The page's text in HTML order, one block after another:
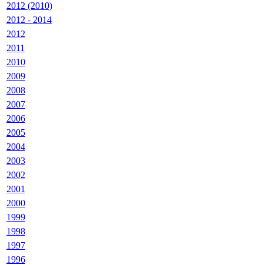
2012 (2010)
2012 - 2014
2012
2011
2010
2009
2008
2007
2006
2005
2004
2003
2002
2001
2000
1999
1998
1997
1996